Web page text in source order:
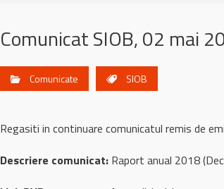
Comunicat SIOB, 02 mai
Comunicate SIOB
Regasiti in continuare comunicatul remis de
Descriere comunicat: Raport anual 2018